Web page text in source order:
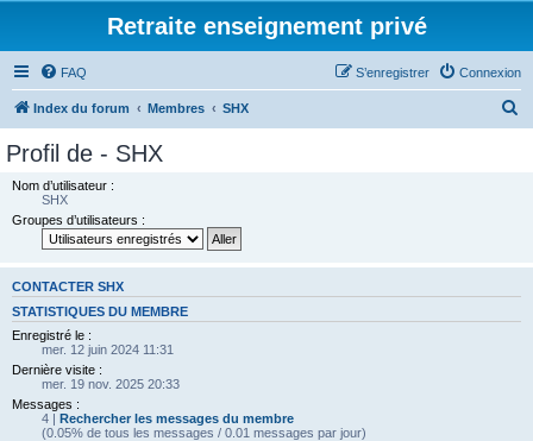
Retraite enseignement privé
FAQ Connexion
S’enregistrer
Index du forum Membres SHX
Profil de - SHX
Nom d’utilisateur :
SHX
Groupes d’utilisateurs :
CONTACTER SHX
STATISTIQUES DU MEMBRE
Enregistré le :
mer. 12 juin 2024 11:31
Dernière visite :
mer. 19 nov. 2025 20:33
Messages :
4 | Rechercher les messages du membre
(0.05% de tous les messages / 0.01 messages par jour)